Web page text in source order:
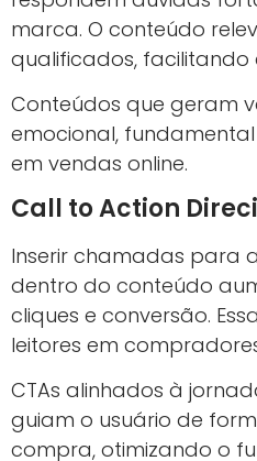
Gerar certificados sem
parece detalhe até o dia
inteira termina o curso
conferindo lista de
carga horária.
Ver
2. Marketing
Estratégico
Conteúdo de
Audiência